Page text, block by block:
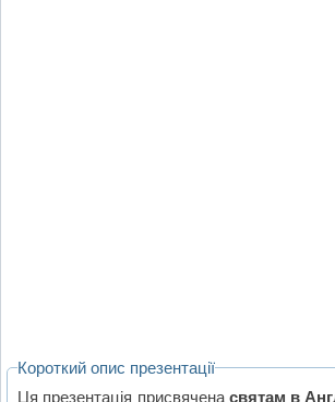
Короткий опис презентації
Ця презентація присвяченасвятам в